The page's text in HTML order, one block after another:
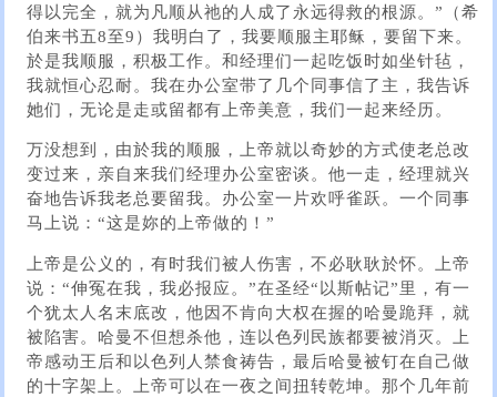
得以完全，就为凡顺从祂的人成了永远得救的根源。”（希
伯来书五8至9）我明白了，我要顺服主耶稣，要留下来。
於是我顺服，积极工作。和经理们一起吃饭时如坐针毡，
我就恒心忍耐。我在办公室带了几个同事信了主，我告诉
她们，无论是走或留都有上帝美意，我们一起来经历。
万没想到，由於我的顺服，上帝就以奇妙的方式使老总改
变过来，亲自来我们经理办公室密谈。他一走，经理就兴
奋地告诉我老总要留我。办公室一片欢呼雀跃。一个同事
马上说：“这是妳的上帝做的！”
上帝是公义的，有时我们被人伤害，不必耿耿於怀。上帝
说：“伸冤在我，我必报应。”在圣经“以斯帖记”里，有一
个犹太人名末底改，他因不肯向大权在握的哈曼跪拜，就
被陷害。哈曼不但想杀他，连以色列民族都要被消灭。上
帝感动王后和以色列人禁食祷告，最后哈曼被钉在自己做
的十字架上。上帝可以在一夜之间扭转乾坤。那个几年前